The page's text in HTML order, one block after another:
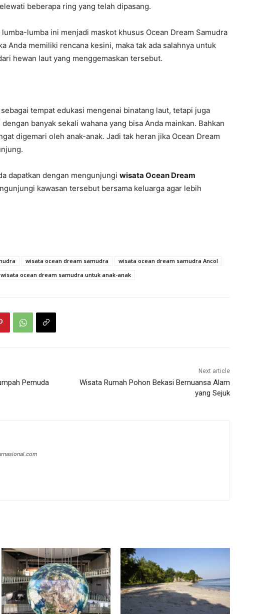
beberapa ring yang telah dipasang.
lumba ini menjadi maskot khusus Ocean Dream Samudra
Anda memiliki rencana kesini, maka tak ada salahnya untuk
hewan laut yang menggemaskan tersebut.
tempat edukasi mengenai binatang laut, tetapi juga
banyak sekali wahana yang bisa Anda mainkan. Bahkan
digemari oleh anak-anak. Jadi tak heran jika Ocean Dream
dapatkan dengan mengunjungi wisata Ocean Dream
kawasan tersebut bersama keluarga agar lebih
wisata ocean dream samudra
wisata ocean dream samudra Ancol
wisata ocean dream samudra untuk anak-anak
Pemuda
Next article
Wisata Rumah Pohon Bekasi Bernuansa Alam
yang Sejuk